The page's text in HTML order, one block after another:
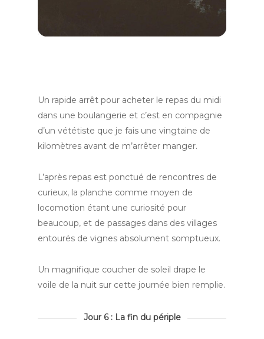
Un rapide arrêt pour acheter le repas du midi
dans une boulangerie et c’est en compagnie
d’un vététiste que je fais une vingtaine de
kilomètres avant de m’arrêter manger.
L’après repas est ponctué de rencontres de
curieux, la planche comme moyen de
locomotion étant une curiosité pour
beaucoup, et de passages dans des villages
entourés de vignes absolument somptueux.
Un magnifique coucher de soleil drape le
voile de la nuit sur cette journée bien remplie.
Jour 6 : La fin du périple